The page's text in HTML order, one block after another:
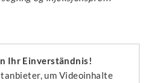
Ihr Einverständnis!
um Videoinhalte